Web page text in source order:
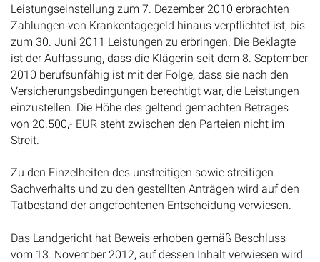
Leistungseinstellung zum 7. Dezember 2010 erbrachten
Zahlungen von Krankentagegeld hinaus verpflichtet ist, bis
zum 30. Juni 2011 Leistungen zu erbringen. Die Beklagte
ist der Auffassung, dass die Klägerin seit dem 8. September
2010 berufsunfähig ist mit der Folge, dass sie nach den
Versicherungsbedingungen berechtigt war, die Leistungen
einzustellen. Die Höhe des geltend gemachten Betrages
von 20.500,- EUR steht zwischen den Parteien nicht im
Streit.
Zu den Einzelheiten des unstreitigen sowie streitigen
Sachverhalts und zu den gestellten Anträgen wird auf den
Tatbestand der angefochtenen Entscheidung verwiesen.
Das Landgericht hat Beweis erhoben gemäß Beschluss
vom 13. November 2012, auf dessen Inhalt verwiesen wird